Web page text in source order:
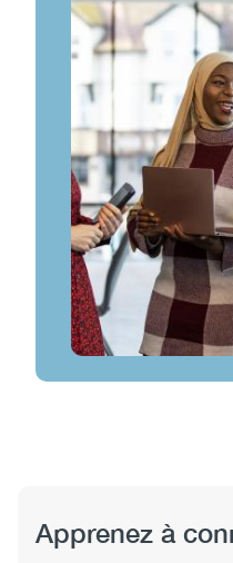
Apprenez à